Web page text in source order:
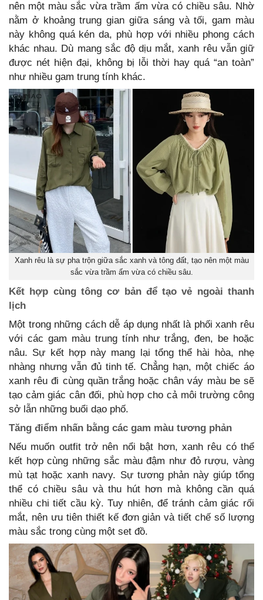
nên một màu sắc vừa trầm ấm vừa có chiều sâu. Nhờ
nằm ở khoảng trung gian giữa sáng và tối, gam màu
này không quá kén da, phù hợp với nhiều phong cách
khác nhau. Dù mang sắc độ dịu mắt, xanh rêu vẫn giữ
được nét hiện đại, không bị lỗi thời hay quá “an toàn”
như nhiều gam trung tính khác.
Xanh rêu là sự pha trộn giữa sắc xanh và tông đất, tạo nên một màu
sắc vừa trầm ấm vừa có chiều sâu.
Kết hợp cùng tông cơ bản để tạo vẻ ngoài thanh
lịch
Một trong những cách dễ áp dụng nhất là phối xanh rêu
với các gam màu trung tính như trắng, đen, be hoặc
nâu. Sự kết hợp này mang lại tổng thể hài hòa, nhẹ
nhàng nhưng vẫn đủ tinh tế. Chẳng hạn, một chiếc áo
xanh rêu đi cùng quần trắng hoặc chân váy màu be sẽ
tạo cảm giác cân đối, phù hợp cho cả môi trường công
sở lẫn những buổi dạo phố.
Tăng điểm nhấn bằng các gam màu tương phản
Nếu muốn outfit trở nên nổi bật hơn, xanh rêu có thể
kết hợp cùng những sắc màu đậm như đỏ rượu, vàng
mù tạt hoặc xanh navy. Sự tương phản này giúp tổng
thể có chiều sâu và thu hút hơn mà không cần quá
nhiều chi tiết cầu kỳ. Tuy nhiên, để tránh cảm giác rối
mắt, nên ưu tiên thiết kế đơn giản và tiết chế số lượng
màu sắc trong cùng một set đồ.